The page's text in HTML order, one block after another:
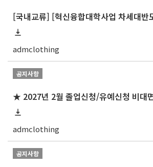
admclothing
공지사항
admclothing
공지사항